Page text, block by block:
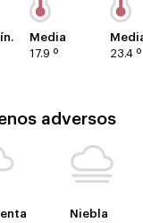
Media
17.9 º
23.4 º
adversos
Niebla